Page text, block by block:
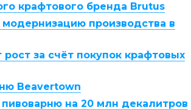
крафтового бренда Brutus
производства в
за счёт покупок крафтовых
Beavertown
на 20 млн декалитров